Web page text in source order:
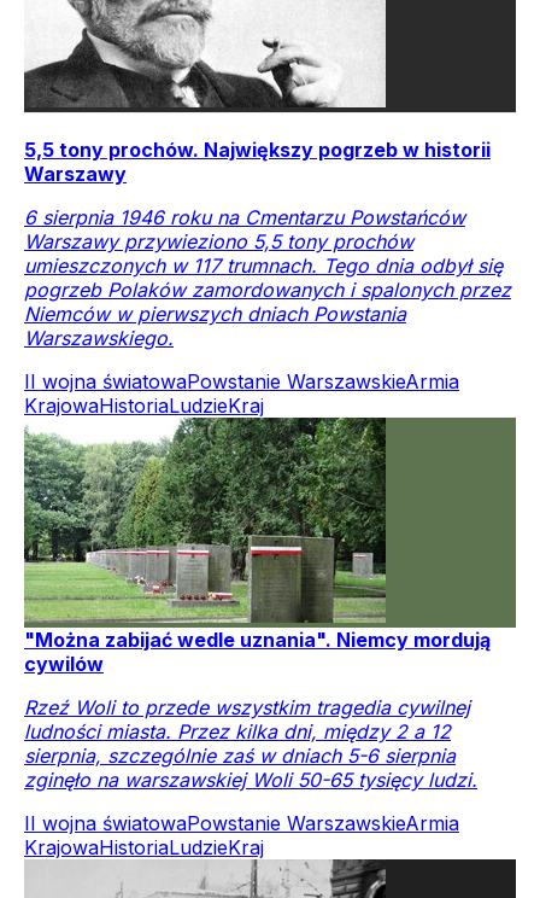
5,5 tony prochów. Największy pogrzeb w historii
Warszawy
6 sierpnia 1946 roku na Cmentarzu Powstańców
Warszawy przywieziono 5,5 tony prochów
umieszczonych w 117 trumnach. Tego dnia odbył się
pogrzeb Polaków zamordowanych i spalonych przez
Niemców w pierwszych dniach Powstania
Warszawskiego.
II wojna światowaPowstanie WarszawskieArmia
KrajowaHistoriaLudzieKraj
"Można zabijać wedle uznania". Niemcy mordują
cywilów
Rzeź Woli to przede wszystkim tragedia cywilnej
ludności miasta. Przez kilka dni, między 2 a 12
sierpnia, szczególnie zaś w dniach 5-6 sierpnia
zginęło na warszawskiej Woli 50-65 tysięcy ludzi.
II wojna światowaPowstanie WarszawskieArmia
KrajowaHistoriaLudzieKraj